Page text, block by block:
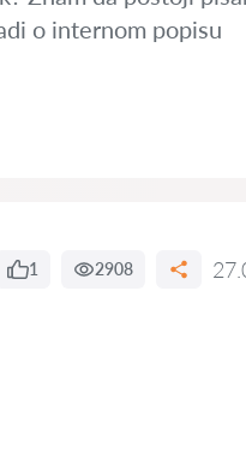
o internom popisu
1 2908